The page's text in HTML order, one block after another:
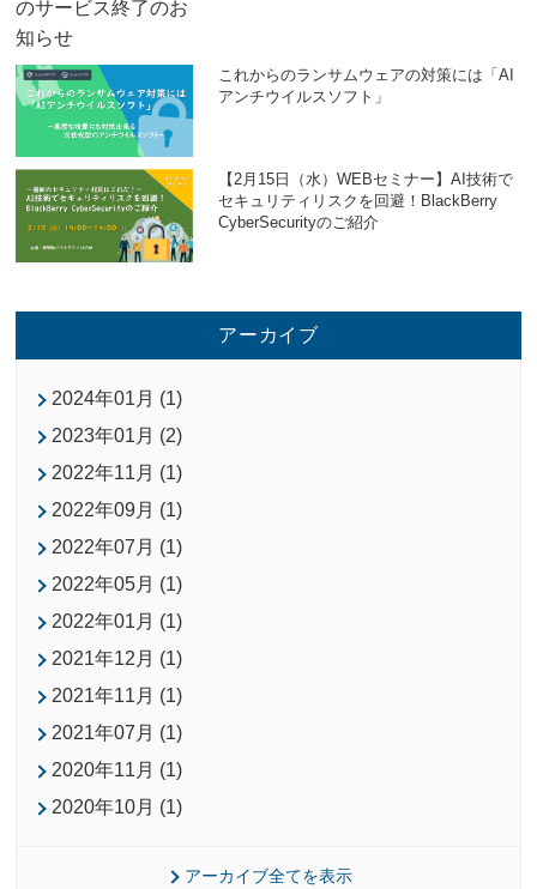
これからのランサムウェアの対策には「AI
アンチウイルスソフト」
【2月15日（水）WEBセミナー】AI技術で
セキュリティリスクを回避！BlackBerry
CyberSecurityのご紹介
アーカイブ
2024年01月 (1)
2023年01月 (2)
2022年11月 (1)
2022年09月 (1)
2022年07月 (1)
2022年05月 (1)
2022年01月 (1)
2021年12月 (1)
2021年11月 (1)
2021年07月 (1)
2020年11月 (1)
2020年10月 (1)
アーカイブ全てを表示